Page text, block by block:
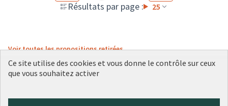
Résultats par page : 25
Voir toutes les propositions retirées
Ce site utilise des cookies et vous donne le contrôle sur ceux
que vous souhaitez activer